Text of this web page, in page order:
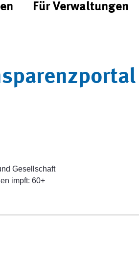
Für Verwaltungen
Gesellschaft
impft: 60+